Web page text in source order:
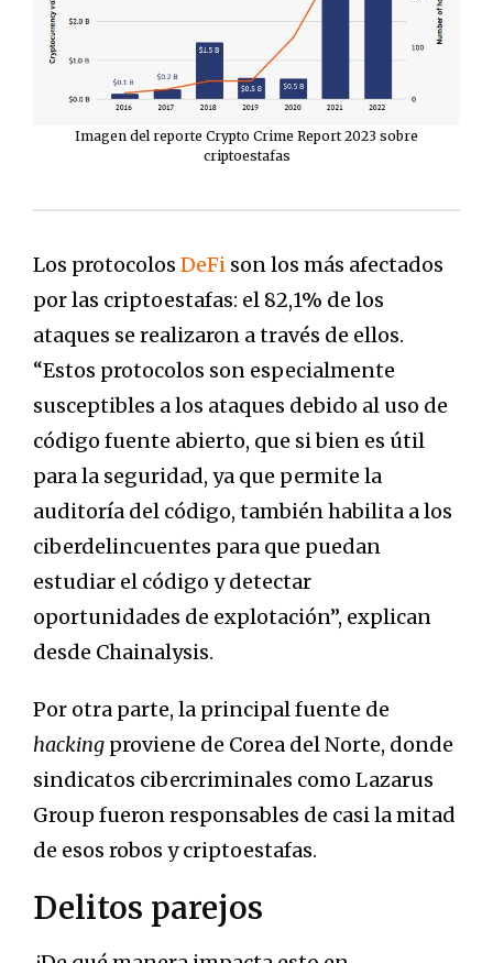
Imagen del reporte Crypto Crime Report 2023 sobre
criptoestafas
Los protocolos DeFi son los más afectados
por las criptoestafas: el 82,1% de los
ataques se realizaron a través de ellos.
“Estos protocolos son especialmente
susceptibles a los ataques debido al uso de
código fuente abierto, que si bien es útil
para la seguridad, ya que permite la
auditoría del código, también habilita a los
ciberdelincuentes para que puedan
estudiar el código y detectar
oportunidades de explotación”, explican
desde Chainalysis.
Por otra parte, la principal fuente de
hacking proviene de Corea del Norte, donde
sindicatos cibercriminales como Lazarus
Group fueron responsables de casi la mitad
de esos robos y criptoestafas.
Delitos parejos